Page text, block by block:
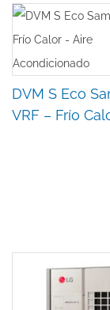
DVM S Eco
VRF – Frío